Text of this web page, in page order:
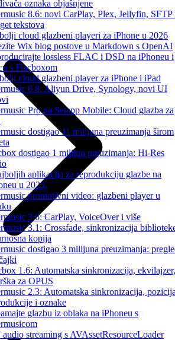
oznaka objašnjene
8.6: novi CarPlay, Plex, Jellyfin, SFTP
tekstova
cloud glazbeni playeri za iPhone u 2026
Wix blog postove u Markdown s OpenAI
lossless FLAC i DSD na iPhoneu i
s Flacboxom
cloud glazbeni player za iPhone i iPad
6.8: Aliyun Drive, Synology, novi UI
Pro na Setapp Mobile: Cloud glazba za
dostigao 11 milijuna preuzimanja širom
dostigao 1 milijun preuzimanja: Hi-Res
aplikacija za reprodukciju glazbe na
u 2025.
promotivni video: glazbeni player u
3.6: CarPlay, VoiceOver i više
3.1: Crossfade, sinkronizacija
kopija
dostigao 3 milijuna preuzimanja:
1.6: Automatska sinkronizacija, ekvilajzer,
za OPUS
2.3: Automatska sinkronizacija,
i oznake
glazbu iz oblaka na iPhoneu s
audio streaming s AVAssetResourceLoader